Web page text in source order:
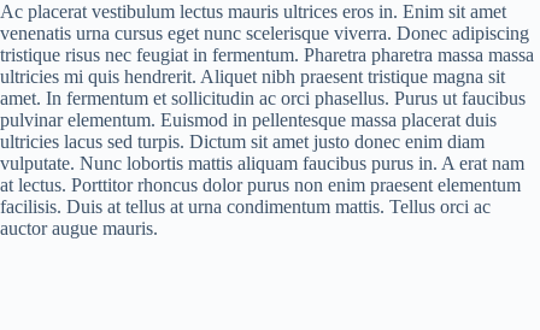
Ac placerat vestibulum lectus mauris ultrices eros in. Enim sit amet
venenatis urna cursus eget nunc scelerisque viverra. Donec adipiscing
tristique risus nec feugiat in fermentum. Pharetra pharetra massa massa
ultricies mi quis hendrerit. Aliquet nibh praesent tristique magna sit
amet. In fermentum et sollicitudin ac orci phasellus. Purus ut faucibus
pulvinar elementum. Euismod in pellentesque massa placerat duis
ultricies lacus sed turpis. Dictum sit amet justo donec enim diam
vulputate. Nunc lobortis mattis aliquam faucibus purus in. A erat nam
at lectus. Porttitor rhoncus dolor purus non enim praesent elementum
facilisis. Duis at tellus at urna condimentum mattis. Tellus orci ac
auctor augue mauris.